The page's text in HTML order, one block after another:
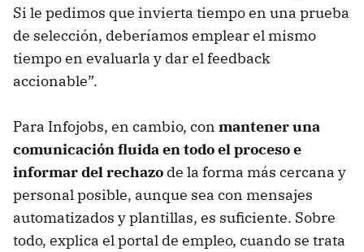
Si le pedimos que invierta tiempo en una prueba
de selección, deberíamos emplear el mismo
tiempo en evaluarla y dar el feedback
accionable”.
Para Infojobs, en cambio, con mantener una
comunicación fluida en todo el proceso e
informar del rechazo de la forma más cercana y
personal posible, aunque sea con mensajes
automatizados y plantillas, es suficiente. Sobre
todo, explica el portal de empleo, cuando se trata